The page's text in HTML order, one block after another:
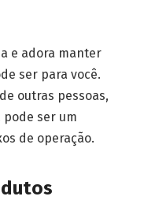
e adora manter
ser para você.
outras pessoas,
ser um
de operação.